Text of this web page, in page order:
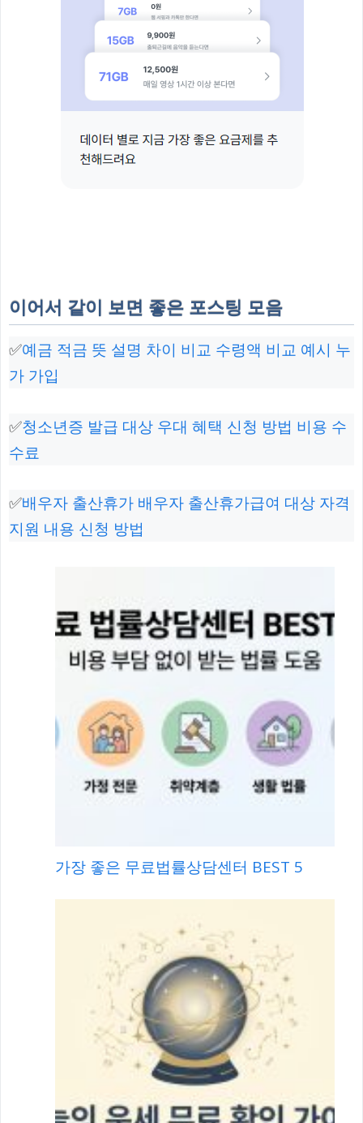
이어서 같이 보면 좋은 포스팅 모음
✅예금 적금 뜻 설명 차이 비교 수령액 비교 예시 누
가 가입
✅청소년증 발급 대상 우대 혜택 신청 방법 비용 수
수료
✅배우자 출산휴가 배우자 출산휴가급여 대상 자격
지원 내용 신청 방법
가장 좋은 무료법률상담센터 BEST 5